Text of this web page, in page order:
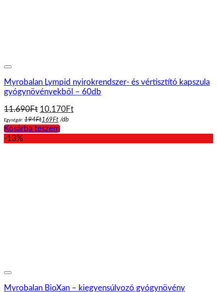
Myrobalan Lympid nyirokrendszer- és vértisztító kapszula
gyógynövényekből – 60db
11.690Ft Original
price
was:
10.170FtCurrent
Egységár: 194Ft169Ft /db
Kosárba teszem
-13%
Myrobalan BioXan – kiegyensúlyozó gyógynövény